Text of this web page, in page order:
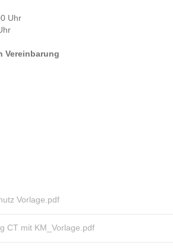
Uhr
Vereinbarung
Vorlage.pdf
CT mit KM_Vorlage.pdf